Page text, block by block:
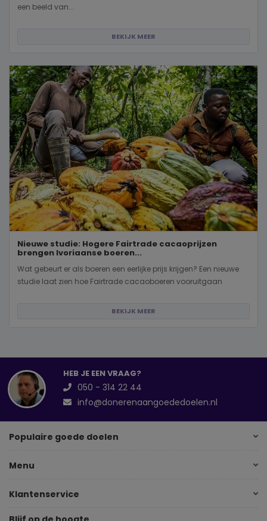
een beeld van...
BEKIJK MEER
Nieuwe studie: Hogere Fairtrade cacaoprijzen
brengen Ivoriaanse boeren...
Wat gebeurt er als boeren een eerlijke prijs krijgen? Een nieuwe
studie laat zien hoe Fairtrade cacaoboeren vooruitgaan
BEKIJK MEER
HEB JE EEN VRAAG?
050 - 314 22 44
info@donerenaangoededoelen.nl
Populaire goede doelen
Menu
Klantenservice